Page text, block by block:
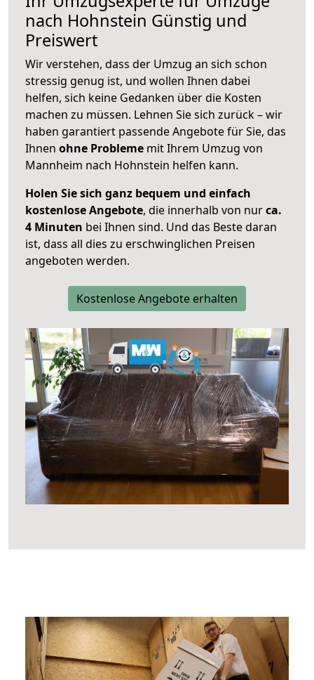
nach Hohnstein Günstig und
Preiswert
Wir verstehen, dass der Umzug an sich schon
stressig genug ist, und wollen Ihnen dabei
helfen, sich keine Gedanken über die Kosten
machen zu müssen. Lehnen Sie sich zurück – wir
haben garantiert passende Angebote für Sie, das
Ihnen ohne Probleme mit Ihrem Umzug von
Mannheim nach Hohnstein helfen kann.
Holen Sie sich ganz bequem und einfach
kostenlose Angebote, die innerhalb von nurca.
4 Minuten bei Ihnen sind. Und das Beste daran
ist, dass all dies zu erschwinglichen Preisen
angeboten werden.
Kostenlose Angebote erhalten